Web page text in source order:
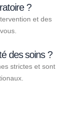
?
et des
des soins ?
strictes et sont